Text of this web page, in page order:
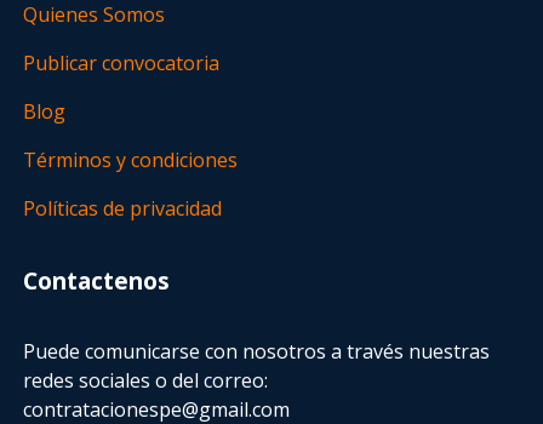
Quienes Somos
Publicar convocatoria
Blog
Términos y condiciones
Políticas de privacidad
Contactenos
Puede comunicarse con nosotros a través nuestras
redes sociales o del correo:
contratacionespe@gmail.com